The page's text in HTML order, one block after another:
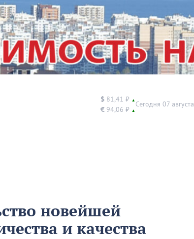
$ 81,41 ₽ ▲
€ 94,06 ₽ ▲
Сегодня 07 августа
новейшей
и качества